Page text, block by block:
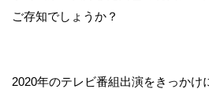
ご存知でしょうか？
2020年のテレビ番組出演をきっかけ